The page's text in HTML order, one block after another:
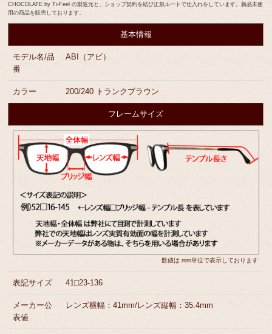
CHOCOLATE by Ti-Feel の製造元と、ショップ契約を結び正規ルートで仕入れをしています。新品未使
用の商品を販売しております。
基本情報
モデル名/品
番
ABI（アビ）
カラー 200/240 トランクブラウン
フレームサイズ
数値は mm単位で表示しております
表記サイズ 41□23-136
メーカー公
表値
レンズ横幅：41mm/レンズ縦幅：35.4mm